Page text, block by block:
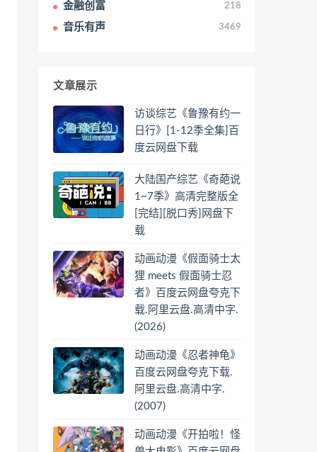
金融创富 218
音乐有声 3469
文章展示
访谈综艺《鲁豫有约一
日行》[1-12季全集]百
度云网盘下载
大陆国产综艺《奇葩说
1~7季》高清完整版全
[完结][脱口秀]网盘下
载
动画动漫《假面骑士太
狸 meets 假面骑士忍
者》百度云网盘夸克下
载.阿里云盘.高清中字.
(2026)
动画动漫《忍者神龟》
百度云网盘夸克下载.
阿里云盘.高清中字.
(2007)
动画动漫《开拍啦！怪